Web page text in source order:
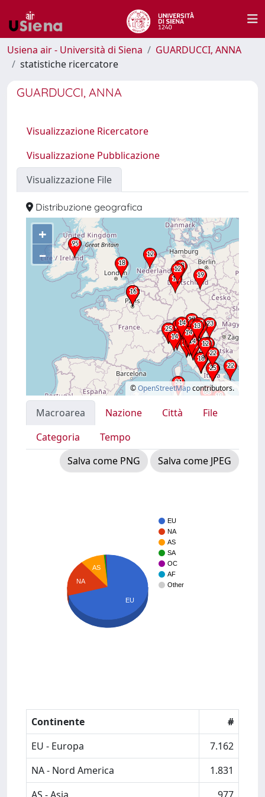
Usiena air - Università di Siena
GUARDUCCI, ANNA
statistiche ricercatore
GUARDUCCI, ANNA
Visualizzazione Ricercatore
Visualizzazione Pubblicazione
Visualizzazione File
Distribuzione geografica
+
–
©OpenStreetMapcontributors.
Macroarea Nazione Città
File
Categoria
Tempo
Salva come PNG
Salva come JPEG
EU
NA
AS
SA
OC
AF
Other
AS
NA
EU
Continente
#
EU - Europa
7.162
NA - Nord America
1.831